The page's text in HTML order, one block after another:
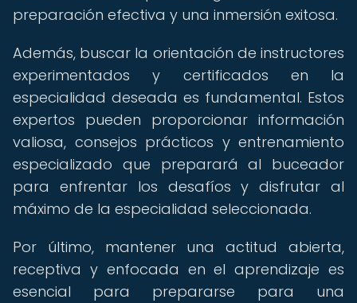
preparación efectiva y una inmersión exitosa.
Además, buscar la orientación de instructores
experimentados y certificados en la
especialidad deseada es fundamental. Estos
expertos pueden proporcionar información
valiosa, consejos prácticos y entrenamiento
especializado que preparará al buceador
para enfrentar los desafíos y disfrutar al
máximo de la especialidad seleccionada.
Por último, mantener una actitud abierta,
receptiva y enfocada en el aprendizaje es
esencial para prepararse para una